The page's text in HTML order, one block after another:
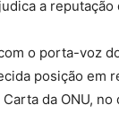
a reputação
o porta-voz
posição em
Carta da ONU,